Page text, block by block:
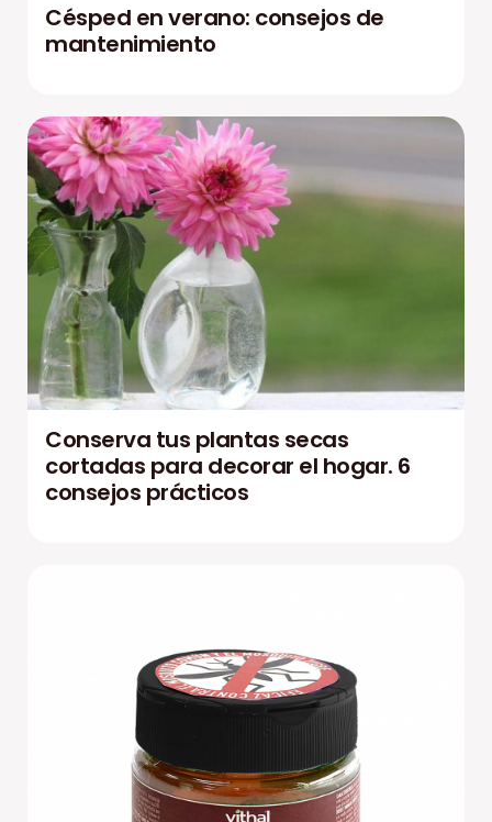
Césped en verano: consejos de
mantenimiento
Conserva tus plantas secas
cortadas para decorar el hogar. 6
consejos prácticos